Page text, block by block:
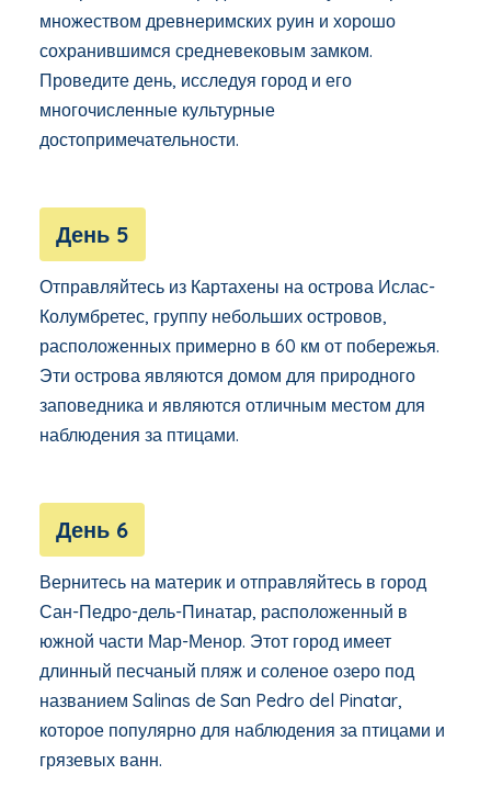
множеством древнеримских руин и хорошо
сохранившимся средневековым замком.
Проведите день, исследуя город и его
многочисленные культурные
достопримечательности.
День 5
Отправляйтесь из Картахены на острова Ислас-
Колумбретес, группу небольших островов,
расположенных примерно в 60 км от побережья.
Эти острова являются домом для природного
заповедника и являются отличным местом для
наблюдения за птицами.
День 6
Вернитесь на материк и отправляйтесь в город
Сан-Педро-дель-Пинатар, расположенный в
южной части Мар-Менор. Этот город имеет
длинный песчаный пляж и соленое озеро под
названием Salinas de San Pedro del Pinatar,
которое популярно для наблюдения за птицами и
грязевых ванн.